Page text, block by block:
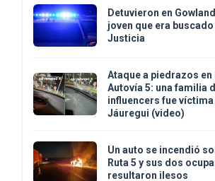
Detuvieron en
joven que era
Justicia
Ataque a piedrazos en
Autovía 5: una familia
influencers fue
Jáuregui (video)
Un auto se incendió
Ruta 5 y sus dos
resultaron ilesos